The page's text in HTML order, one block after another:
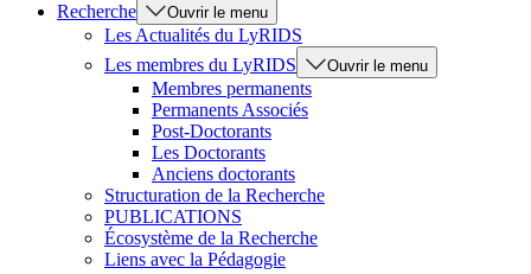
Recherche
Ouvrir le menu
Les Actualités du LyRIDS
Les membres du LyRIDS
Ouvrir le menu
Membres permanents
Permanents Associés
Post-Doctorants
Les Doctorants
Anciens doctorants
Structuration de la Recherche
PUBLICATIONS
Écosystème de la Recherche
Liens avec la Pédagogie